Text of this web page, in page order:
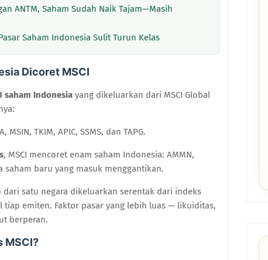
ANTM, Saham Sudah Naik Tajam—Masih
Saham Indonesia Sulit Turun Kelas
Dicoret MSCI
saham Indonesia yang dikeluarkan dari MSCI Global
MSIN, TKIM, APIC, SSMS, dan TAPG.
, MSCI mencoret enam saham Indonesia: AMMN,
saham baru yang masuk menggantikan.
satu negara dikeluarkan serentak dari indeks
emiten. Faktor pasar yang lebih luas — likuiditas,
berperan.
MSCI?